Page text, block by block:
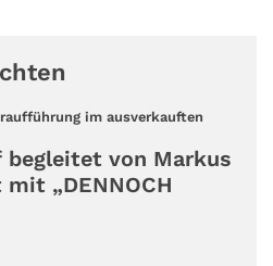
im ausverkauften
begleitet von Markus
„DENNOCH